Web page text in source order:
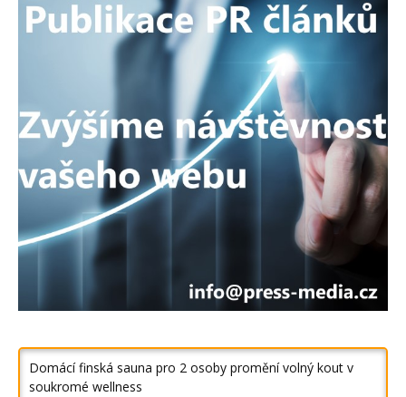
Domácí finská sauna pro 2 osoby promění volný kout v
soukromé wellness